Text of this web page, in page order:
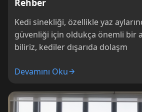
Kedi sinekliği, özellikle yaz
güvenliği için oldukça önemli bir
biliriz, kediler dışarıda dolaşm
Devamını Oku